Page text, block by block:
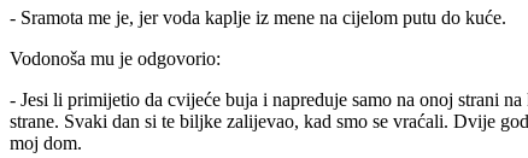
- Sramota me je, jer voda kaplje iz mene na cijelom putu do kuće.
Vodonoša mu je odgovorio:
- Jesi li primijetio da cvijeće buja i napreduje samo na onoj strani
strane. Svaki dan si te biljke zalijevao, kad smo se vraćali. Dvije
moj dom.